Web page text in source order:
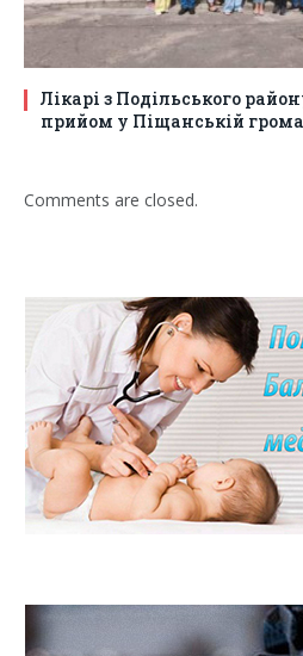
Лікарі з Подільського
прийом у Піщанській
Comments are closed.